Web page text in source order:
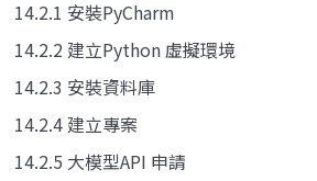
14.2.1 安裝PyCharm
14.2.2 建立Python 虛擬環境
14.2.3 安裝資料庫
14.2.4 建立專案
14.2.5 大模型API 申請